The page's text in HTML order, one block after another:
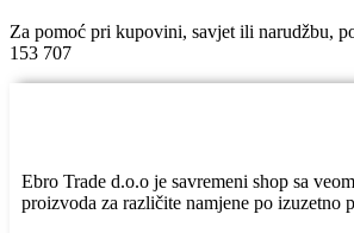
Za pomoć pri kupovini, savjet ili narudžbu,
153 707
Ebro Trade d.o.o je savremeni shop sa
proizvoda za različite namjene po izuzetno